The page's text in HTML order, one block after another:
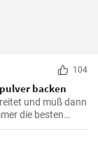
104
backen
und muß dann
die besten
wird mit Vanille